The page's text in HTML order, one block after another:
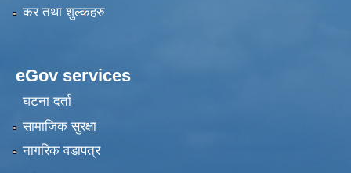
कर तथा शुल्कहरु
eGov services
घटना दर्ता
सामाजिक सुरक्षा
नागरिक वडापत्र